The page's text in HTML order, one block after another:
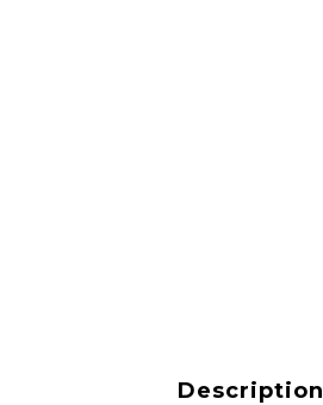
Description